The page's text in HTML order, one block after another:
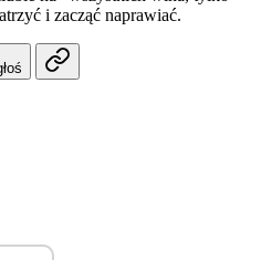
i zacząć naprawiać.